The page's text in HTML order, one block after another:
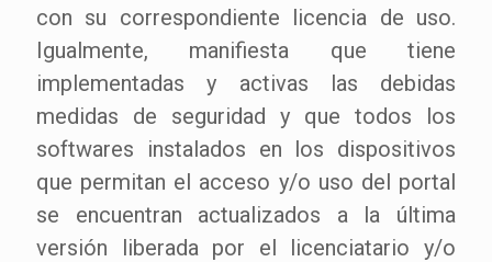
con su correspondiente licencia de uso.
Igualmente, manifiesta que tiene
implementadas y activas las debidas
medidas de seguridad y que todos los
softwares instalados en los dispositivos
que permitan el acceso y/o uso del portal
se encuentran actualizados a la última
versión liberada por el licenciatario y/o